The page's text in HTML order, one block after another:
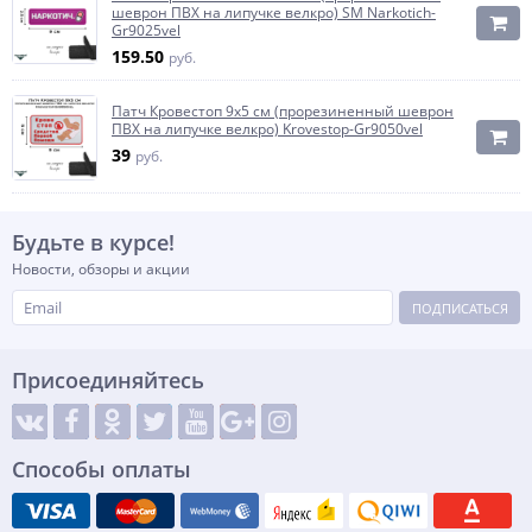
шеврон ПВХ на липучке велкро) SM Narkotich-
Gr9025vel
159.50 руб.
Патч Кровестоп 9х5 см (прорезиненный шеврон
ПВХ на липучке велкро) Krovestop-Gr9050vel
39 руб.
Будьте в курсе!
Новости, обзоры и акции
ПОДПИСАТЬСЯ
Присоединяйтесь
Способы оплаты